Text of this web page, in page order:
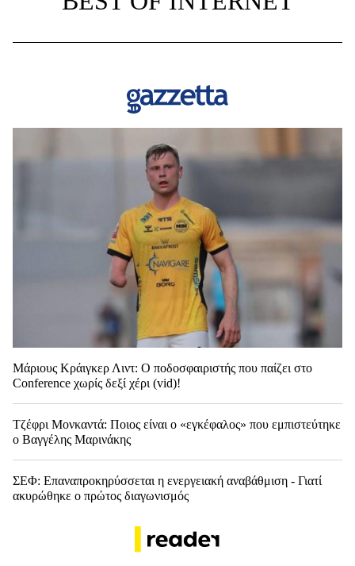
Μάριους Κράιγκερ Λιντ: Ο ποδοσφαιριστής που παίζει στο
Conference χωρίς δεξί χέρι (vid)!
Τζέφρι Μονκαντά: Ποιος είναι ο «εγκέφαλος» που εμπιστεύτηκε
ο Βαγγέλης Μαρινάκης
ΣΕΦ: Επαναπροκηρύσσεται η ενεργειακή αναβάθμιση - Γιατί
ακυρώθηκε ο πρώτος διαγωνισμός